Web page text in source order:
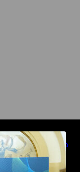
tehnologii de
monitorizarea
critice